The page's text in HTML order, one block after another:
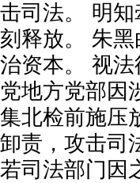
击司法。 明
刻释放。 朱黑
治资本。 视
党地方党部因
集北检前施压
卸责，攻击司
若司法部门因